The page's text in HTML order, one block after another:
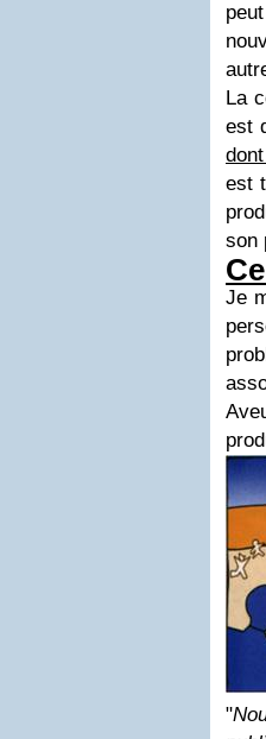
La
est
est
son
Je
"